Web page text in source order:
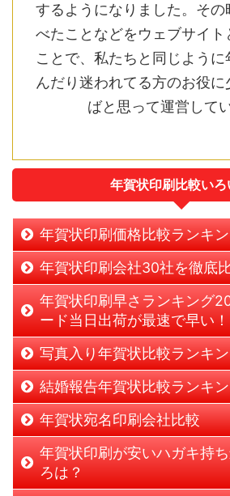
するようになりました。その
べたことなどをウェブサイト
ことで、私たちと同じよう
んだり迷われてる方のお役
ばと思って運営して
年賀状印刷比較いろ
年賀状印刷価格比較ランキ
年賀状印刷会社30社を徹底
年賀状印刷早さランキング
ード当日出荷が最速で早い！
写真入り年賀状比較ランキ
結婚報告年賀状比較ランキ
年賀状宛名印刷会社比較
年賀状印刷が安いハガキ持
ろは？